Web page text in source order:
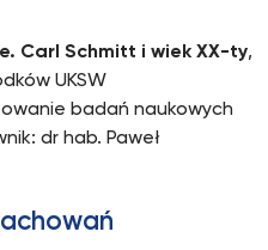
Carl Schmitt i wiek XX-ty,
UKSW
badań naukowych
dr hab. Paweł